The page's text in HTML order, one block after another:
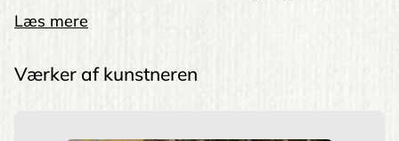
Læs mere
Værker af kunstneren